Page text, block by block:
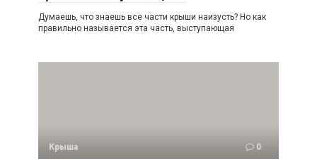
Думаешь, что знаешь все части крыши наизусть? Но как
правильно называется эта часть, выступающая
Крыша 0